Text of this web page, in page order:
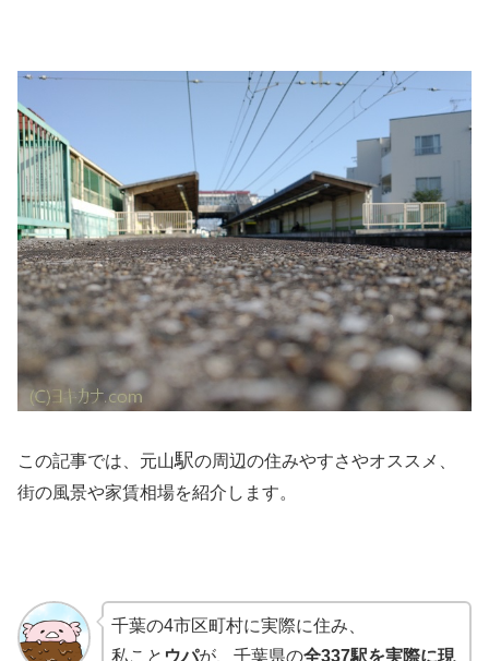
この記事では、元山駅の周辺の住みやすさやオススメ、
街の風景や家賃相場を紹介します。
千葉の4市区町村に実際に住み、
私こと ウパが、千葉県の全337駅を実際に現